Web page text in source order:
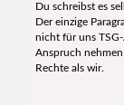
Du schreibst es
Der einzige
nicht für uns
Anspruch
Rechte als wir.